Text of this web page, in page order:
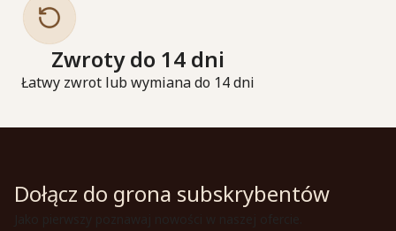
Zwroty do 14 dni
Łatwy zwrot lub wymiana do 14 dni
Dołącz do grona subskrybentów